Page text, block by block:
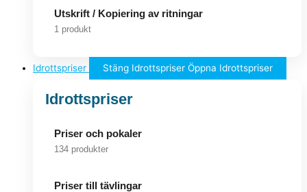
Utskrift / Kopiering av ritningar
1 produkt
Idrottspriser Stäng Idrottspriser Öppna Idrottspriser
Idrottspriser
Priser och pokaler
134 produkter
Priser till tävlingar